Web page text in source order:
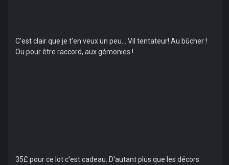
C'est clair que je t'en veux un peu... Vil tentateur! Au bûcher !
Ou pour être raccord, aux gémonies !
35£ pour ce lot c'est cadeau. D'autant plus que les décors